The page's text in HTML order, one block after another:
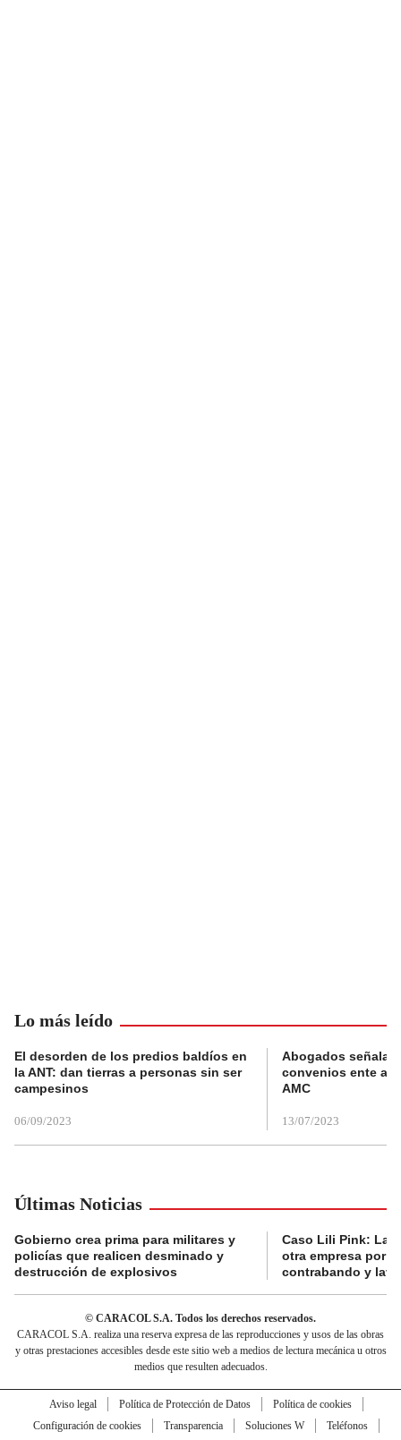
Lo más leído
El desorden de los predios baldíos en
la ANT: dan tierras a personas sin ser
campesinos
06/09/2023
Abogados
convenios ente
AMC
13/07/2023
Últimas Noticias
Gobierno crea prima para militares y
policías que realicen desminado y
destrucción de explosivos
Caso Lili Pink: La
otra empresa por
contrabando y
© CARACOL S.A. Todos los derechos reservados.
CARACOL S.A. realiza una reserva expresa de las reproducciones y usos de las obras
y otras prestaciones accesibles desde este sitio web a medios de lectura mecánica u otros
medios que resulten adecuados.
Aviso legal Política de Protección de Datos
Política de cookies
Configuración de cookies
Transparencia Soluciones W
Teléfonos